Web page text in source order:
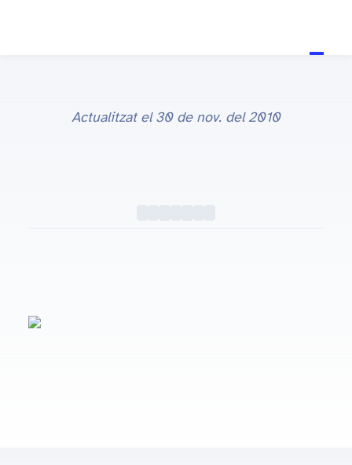
Actualitzat el 30 de nov. del 2010